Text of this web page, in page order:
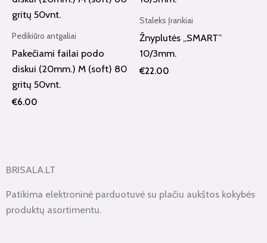
Pedikiūro antgaliai
Pakečiami failai podo
diskui (20mm.) M (soft) 80
gritų 50vnt.
€6.00
Staleks Įrankiai
Žnyplutės „SMART”
10/3mm.
€22.00
BRISALA.LT
Patikima elektroninė parduotuvė su plačiu aukštos kokybės
produktų asortimentu.